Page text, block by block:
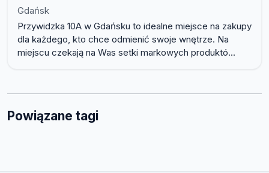
Gdańsk
Przywidzka 10A w Gdańsku to idealne miejsce na zakupy
dla każdego, kto chce odmienić swoje wnętrze. Na
miejscu czekają na Was setki markowych produktó...
Powiązane tagi